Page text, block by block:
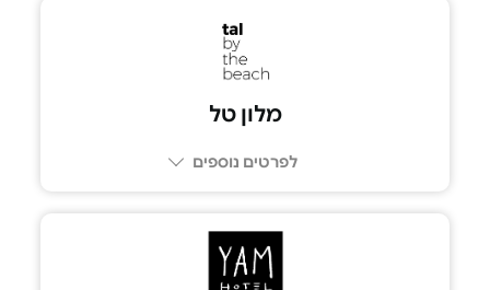
מלון טל
לפרטים נוספים